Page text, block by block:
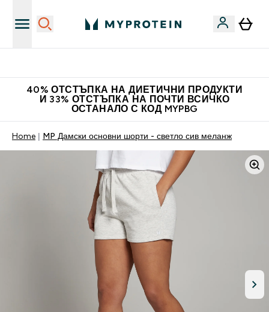
40% ОТСТЪПКА НА ДИЕТИЧНИ ПРОДУКТИ
И 33% ОТСТЪПКА НА ПОЧТИ ВСИЧКО
ОСТАНАЛО С КОД MYPBG
Home MP Дамски основни шорти - светло сив меланж